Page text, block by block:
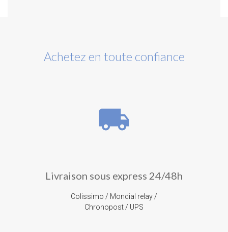
Achetez en toute confiance
local_shipping
Livraison sous express 24/48h
Colissimo / Mondial relay /
Chronopost / UPS